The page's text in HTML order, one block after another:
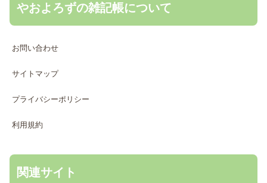
やおよろずの雑記帳について
お問い合わせ
サイトマップ
プライバシーポリシー
利用規約
関連サイト